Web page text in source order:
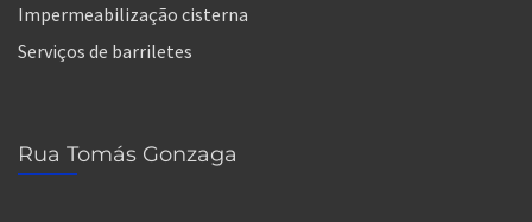
Impermeabilização cisterna
Serviços de barriletes
Rua Tomás Gonzaga